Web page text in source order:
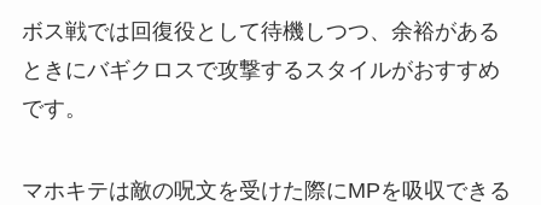
ボス戦では回復役として待機しつつ、余裕がある
ときにバギクロスで攻撃するスタイルがおすすめ
です。
マホキテは敵の呪文を受けた際にMPを吸収できる